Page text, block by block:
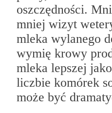
oszczędności.
mniej wizyt
mleka wylanego
wymię krowy
mleka lepszej
liczbie komórek
może być